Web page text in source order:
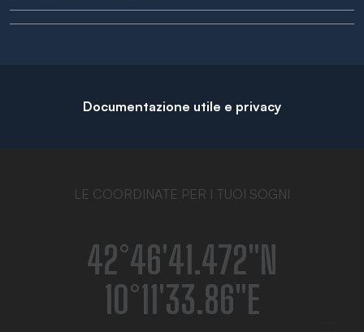
Documentazione utile e privacy
LE COORDINATE PER I TUOI SOGNI
42°46′41.472″N
10°11′33.86″E